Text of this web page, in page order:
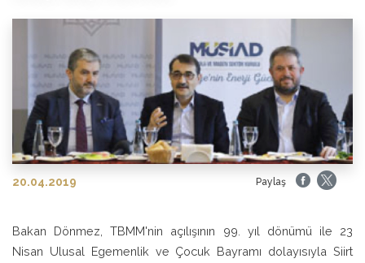
20.04.2019 Paylaş
Bakan Dönmez, TBMM'nin açılışının 99. yıl dönümü ile 23
Nisan Ulusal Egemenlik ve Çocuk Bayramı dolayısıyla Siirt